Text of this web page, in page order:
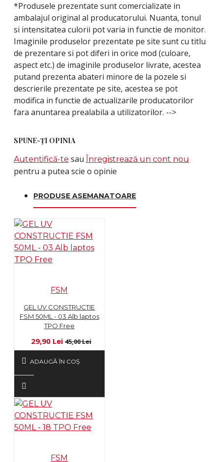
*Produsele prezentate sunt comercializate in
ambalajul original al producatorului. Nuanta, tonul
si intensitatea culorii pot varia in functie de monitor.
Imaginile produselor prezentate pe site sunt cu titlu
de prezentare si pot diferi in orice mod (culoare,
aspect etc.) de imaginile produselor livrate, acestea
putand prezenta abateri minore de la pozele si
descrierile prezentate pe site, acestea se pot
modifica in functie de actualizarile producatorilor
fara anuntarea prealabila a utilizatorilor. -->
SPUNE-ŢI OPINIA
Autentifică-te sau Înregistrează un cont nou
pentru a putea scie o opinie
PRODUSE ASEMANATOARE
FSM
GEL UV CONSTRUCTIE
FSM 50ML - 03 Alb laptos
TPO Free
29,90 Lei 45,00 Lei
ADAUGĂ ÎN COŞ
FSM